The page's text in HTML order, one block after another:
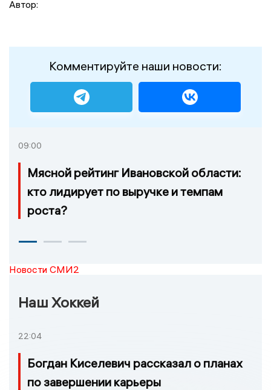
Автор:
Комментируйте наши новости:
09:00
Мясной рейтинг Ивановской области:
кто лидирует по выручке и темпам
роста?
Новости СМИ2
Наш Хоккей
22:04
Богдан Киселевич рассказал о планах
по завершении карьеры